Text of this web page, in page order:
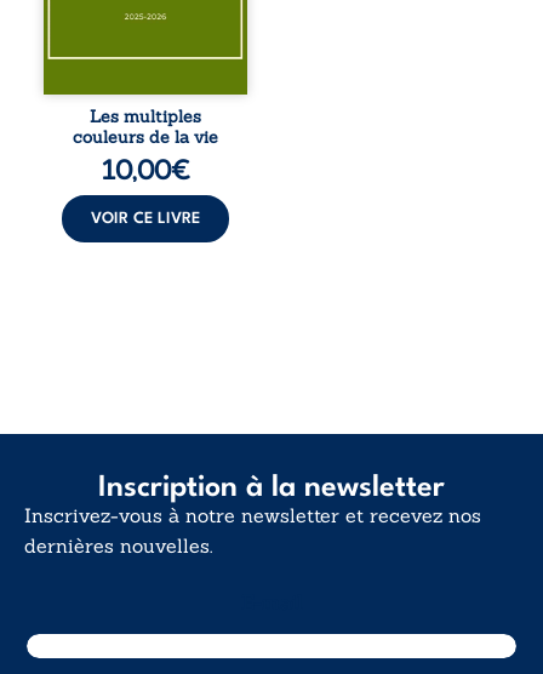
pour en retrouver
Entre souvenirs,
désillusions, Les
multiples couleurs
de la vie explore la
force des liens, le
et la ...
Les multiples
couleurs de la vie
10,00€
VOIR CE LIVRE
Inscription à la newsletter
Inscrivez-vous à notre newsletter et recevez nos
dernières nouvelles.